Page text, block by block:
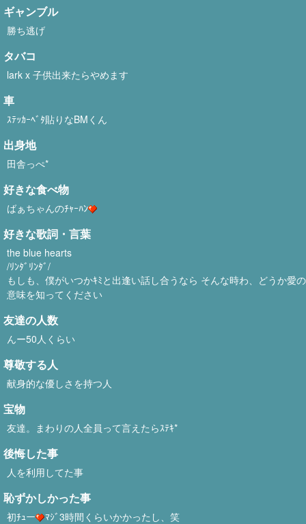
ギャンブル
勝ち逃げ
タバコ
lark x 子供出来たらやめます
車
ｽﾃｯｶｰﾍﾞﾀ貼りなBMくん
出身地
田舎っぺ*
好きな食べ物
ばぁちゃんのﾁｬｰﾊﾝ
好きな歌詞・言葉
the blue hearts
/ﾘﾝﾀﾞﾘﾝﾀﾞ/
もしも、僕がいつかｷﾐと出逢い話し合うなら そんな時わ、どうか愛の
意味を知ってください
友達の人数
んー50人くらい
尊敬する人
献身的な優しさを持つ人
宝物
友達。まわりの人全員って言えたらｽﾃｷ*
後悔した事
人を利用してた事
恥ずかしかった事
初ﾁｭー ﾏｼﾞ3時間くらいかかったし、笑